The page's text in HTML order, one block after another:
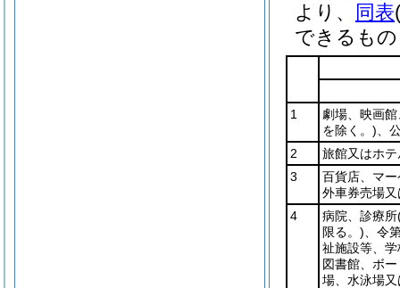
より、
同表
できるも
1
劇場、映画
を除く。) 、
2
旅館又はホテ
3
百貨店、マ
外車券売場
4
病院、診療所
限る。) 、令
祉施設等、
図書館、ボ
場、水泳場